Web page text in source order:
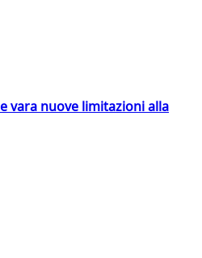
vara nuove limitazioni alla